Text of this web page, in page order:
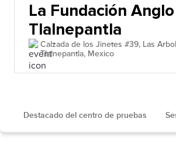
La Fundación Anglo
Tlalnepantla
Calzada de los Jinetes #39, Las
Tlalnepantla, Mexico
Destacado del centro de pruebas